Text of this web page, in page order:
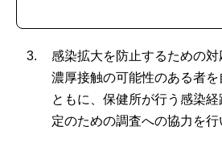
感染拡大を防止するための対
濃厚接触の可能性のある者を
ともに、保健所が行う感染
定のための調査への協力を行